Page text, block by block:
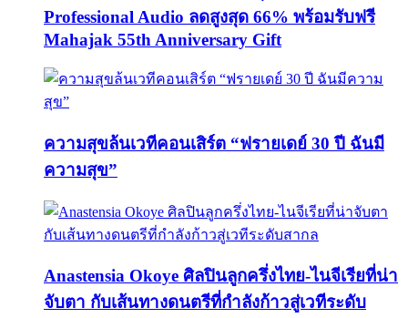
Professional Audio ลดสูงสุด 66% พร้อมรับฟรี
Mahajak 55th Anniversary Gift
ความสุขล้นเวทีคอนเสิร์ต “ฟรายเดย์ 30 ปี ฉันมี
ความสุข”
Anastensia Okoye ศิลปินลูกครึ่งไทย-ไนจีเรียที่น่า
จับตา กับเส้นทางดนตรีที่กำลังก้าวสู่เวทีระดับ